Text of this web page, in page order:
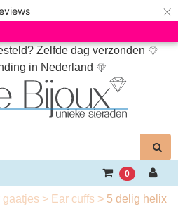
×
Zelfde dag verzonden
in Nederland
0
gaatjes > Ear cuffs > 5 delig helix